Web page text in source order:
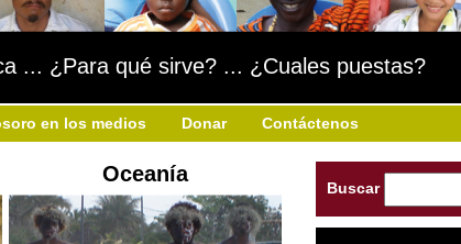
... ¿Para qué sirve? ... ¿Cuales puestas?
en los medios Donar Contáctenos
Oceanía
Buscar